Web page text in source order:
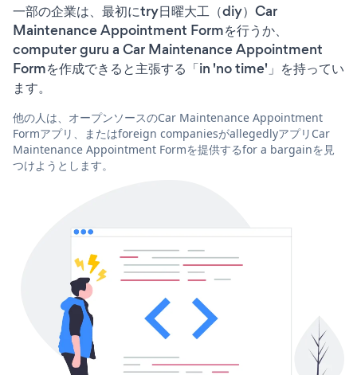
一部の企業は、最初にtry日曜大工（diy）Car
Maintenance Appointment Formを行うか、
computer guru a Car Maintenance Appointment
Formを作成できると主張する「in 'no time'」を持ってい
ます。
他の人は、オープンソースのCar Maintenance Appointment
Formアプリ、またはforeign companiesがallegedlyアプリCar
Maintenance Appointment Formを提供するfor a bargainを見
つけようとします。